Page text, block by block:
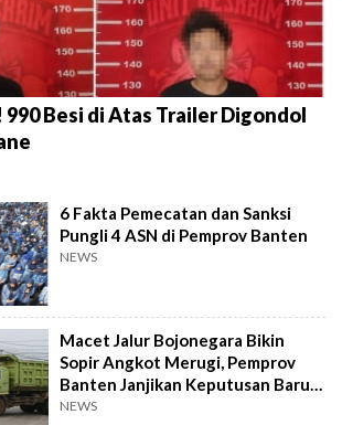
Besi di Atas Trailer Digondol
6 Fakta Pemecatan dan Sanksi
Pungli 4 ASN di Pemprov Banten
NEWS
Macet Jalur Bojonegara Bikin
Sopir Angkot Merugi, Pemprov
Banten Janjikan Keputusan Baru 4
Hari Lagi
NEWS